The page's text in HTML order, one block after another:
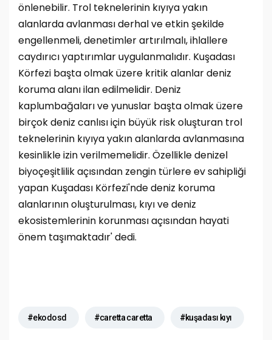
önlenebilir. Trol teknelerinin kıyıya yakın
alanlarda avlanması derhal ve etkin şekilde
engellenmeli, denetimler artırılmalı, ihlallere
caydırıcı yaptırımlar uygulanmalıdır. Kuşadası
Körfezi başta olmak üzere kritik alanlar deniz
koruma alanı ilan edilmelidir. Deniz
kaplumbağaları ve yunuslar başta olmak üzere
birçok deniz canlısı için büyük risk oluşturan trol
teknelerinin kıyıya yakın alanlarda avlanmasına
kesinlikle izin verilmemelidir. Özellikle denizel
biyoçeşitlilik açısından zengin türlere ev sahipliği
yapan Kuşadası Körfezi'nde deniz koruma
alanlarının oluşturulması, kıyı ve deniz
ekosistemlerinin korunması açısından hayati
önem taşımaktadır' dedi.
#ekodosd #caretta caretta #kuşadası kıyı